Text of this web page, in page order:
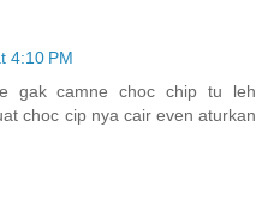
4:10 PM
gak camne choc chip tu leh
choc cip nya cair even aturkan